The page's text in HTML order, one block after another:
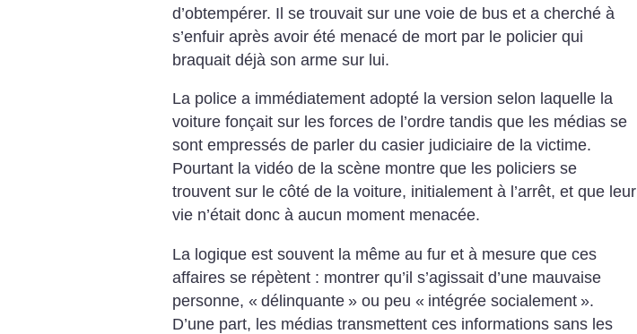
d’obtempérer. Il se trouvait sur une voie de bus et a cherché à
s’enfuir après avoir été menacé de mort par le policier qui
braquait déjà son arme sur lui.
La police a immédiatement adopté la version selon laquelle la
voiture fonçait sur les forces de l’ordre tandis que les médias se
sont empressés de parler du casier judiciaire de la victime.
Pourtant la vidéo de la scène montre que les policiers se
trouvent sur le côté de la voiture, initialement à l’arrêt, et que leur
vie n’était donc à aucun moment menacée.
La logique est souvent la même au fur et à mesure que ces
affaires se répètent : montrer qu’il s’agissait d’une mauvaise
personne, « délinquante » ou peu « intégrée socialement ».
D’une part, les médias transmettent ces informations sans les